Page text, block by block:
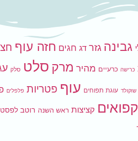
גבינה גזר דג חגים חזה עוף
כרישה כרעיים מהיר מרק סלט סלק
שוקולד עוגת תפוחים עוף פטריות פלפלים
קפואים קציצות ראש השנה רוטב